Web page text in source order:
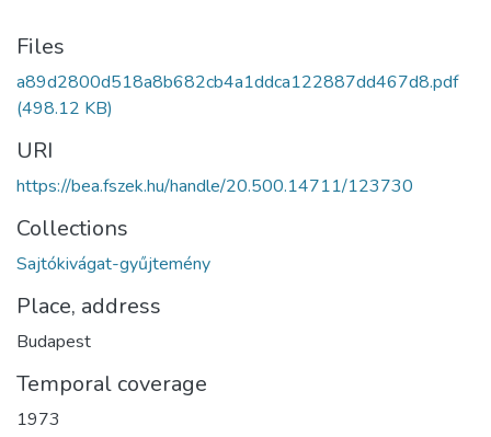
Files
a89d2800d518a8b682cb4a1ddca122887dd467d8.pdf
(498.12 KB)
URI
https://bea.fszek.hu/handle/20.500.14711/123730
Collections
Sajtókivágat-gyűjtemény
Place, address
Budapest
Temporal coverage
1973